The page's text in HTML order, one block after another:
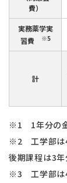
費）
実務薬学実
習費
※5
計
※1 1年分の金
※2 工学部は4
後期課程は3年
※3 工学部は4